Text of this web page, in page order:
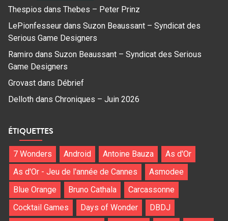
Thespios dans Thebes – Peter Prinz
LePionfesseur dans Suzon Beaussant – Syndicat des
Serious Game Designers
Ramiro dans Suzon Beaussant – Syndicat des Serious
Game Designers
Grovast dans Débrief
Delloth dans Chroniques – Juin 2026
ÉTIQUETTES
7 Wonders Android Antoine Bauza
As d'Or
As d'Or - Jeu de l'année de Cannes
Asmodee
Blue Orange
Bruno Cathala
Carcassonne
Cocktail Games
Days of Wonder
DBDJ